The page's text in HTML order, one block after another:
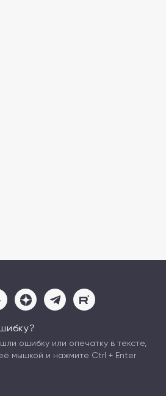
ошибку или опечатку в тексте,
мышкой и нажмите Ctrl + Enter